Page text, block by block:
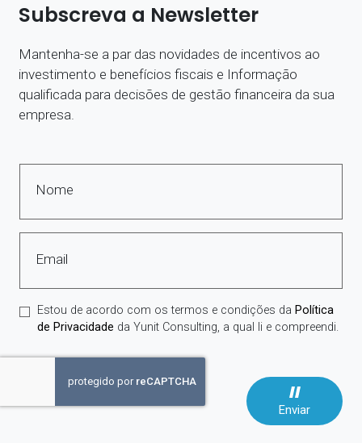
Subscreva a Newsletter
Mantenha-se a par das novidades de incentivos ao
investimento e benefícios fiscais e Informação
qualificada para decisões de gestão financeira da sua
empresa.
Nome
Email
Estou de acordo com os termos e condições da Política
de Privacidade da Yunit Consulting, a qual li e compreendi.
Enviar